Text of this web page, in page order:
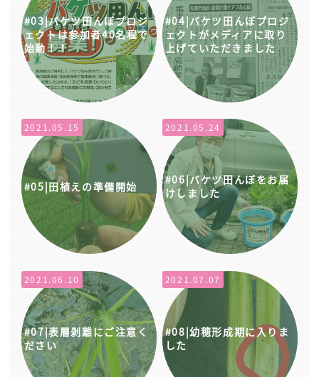
バケツ田んぼプロジ
ェクトは参加者40名程で
始動！！
バケツ田んぼプロジ
ェクトがメディアに取り
上げていただきました
2021.05.15
田植えの準備開始
2021.05.24
バケツ田んぼをお届
けしました
2021.06.10
表層剥離にご注意く
ださい
2021.07.07
幼穂形成期に入りま
した